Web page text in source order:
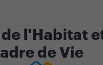
l'Habitat
de Vie